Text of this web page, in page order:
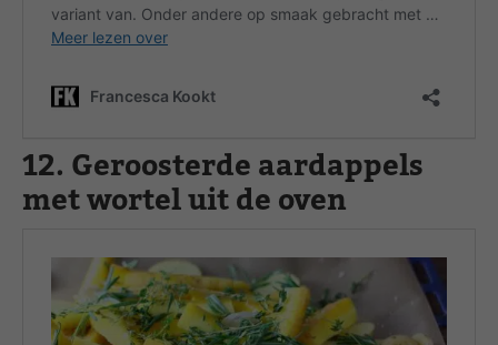
12. Geroosterde aardappels
met wortel uit de oven